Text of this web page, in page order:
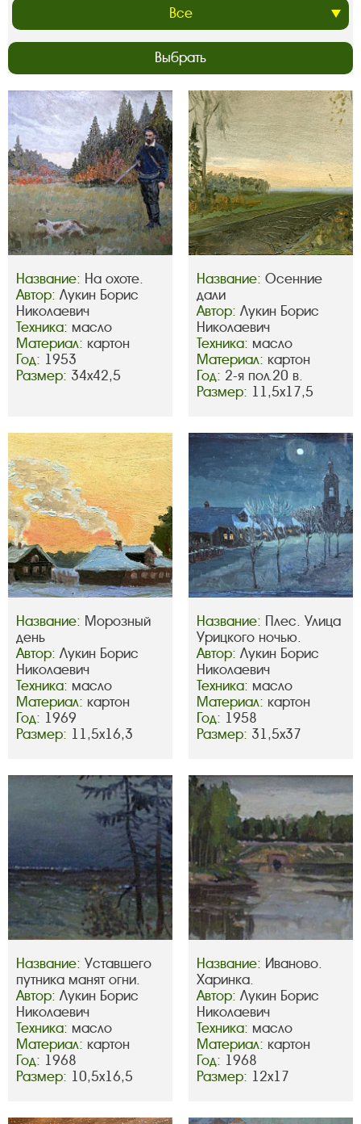
Выбрать
Название: На охоте.
Автор: Лукин Борис
Николаевич
Техника: масло
Материал: картон
Год: 1953
Размер: 34х42,5
Название: Осенние
дали
Автор: Лукин Борис
Николаевич
Техника: масло
Материал: картон
Год: 2-я пол.20 в.
Размер: 11,5х17,5
Название: Морозный
день
Автор: Лукин Борис
Николаевич
Техника: масло
Материал: картон
Год: 1969
Размер: 11,5х16,3
Название: Плес. Улица
Урицкого ночью.
Автор: Лукин Борис
Николаевич
Техника: масло
Материал: картон
Год: 1958
Размер: 31,5х37
Название: Уставшего
путника манят огни.
Автор: Лукин Борис
Николаевич
Техника: масло
Материал: картон
Год: 1968
Размер: 10,5х16,5
Название: Иваново.
Харинка.
Автор: Лукин Борис
Николаевич
Техника: масло
Материал: картон
Год: 1968
Размер: 12х17